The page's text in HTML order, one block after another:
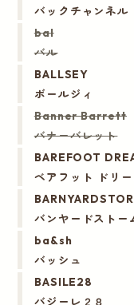
バックチャンネル
bal
バル
BALLSEY
ボールジィ
Banner Barrett
バナーバレット
BAREFOOT
ベアフット ドリ
バンヤードストー
ba&sh
バッシュ
BASILE28
バジーレ２８